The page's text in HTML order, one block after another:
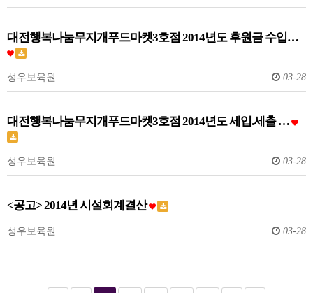
대전행복나눔무지개푸드마켓3호점 2014년도 후원금 수입…
성우보육원 03-28
대전행복나눔무지개푸드마켓3호점 2014년도 세입.세출 …
성우보육원 03-28
<공고> 2014년 시설회계결산
성우보육원 03-28